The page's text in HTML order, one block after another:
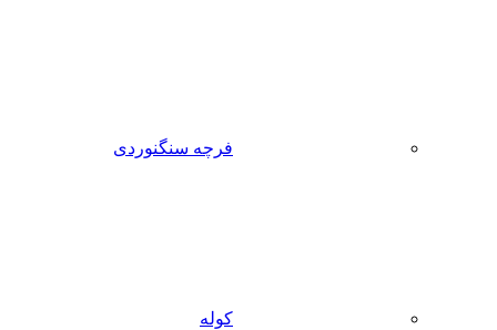
فرچه سنگنوردی
کوله